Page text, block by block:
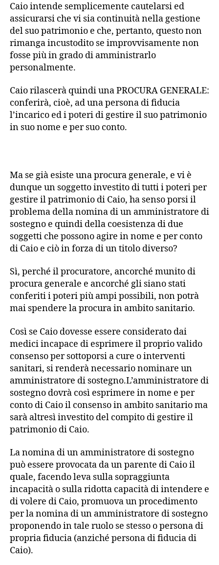
Caio intende semplicemente cautelarsi ed
assicurarsi che vi sia continuità nella gestione
del suo patrimonio e che, pertanto, questo non
rimanga incustodito se improvvisamente non
fosse più in grado di amministrarlo
personalmente.
Caio rilascerà quindi una PROCURA GENERALE:
conferirà, cioè, ad una persona di fiducia
l’incarico ed i poteri di gestire il suo patrimonio
in suo nome e per suo conto.
Ma se già esiste una procura generale, e vi è
dunque un soggetto investito di tutti i poteri per
gestire il patrimonio di Caio, ha senso porsi il
problema della nomina di un amministratore di
sostegno e quindi della coesistenza di due
soggetti che possono agire in nome e per conto
di Caio e ciò in forza di un titolo diverso?
Sì, perché il procuratore, ancorché munito di
procura generale e ancorché gli siano stati
conferiti i poteri più ampi possibili, non potrà
mai spendere la procura in ambito sanitario.
Così se Caio dovesse essere considerato dai
medici incapace di esprimere il proprio valido
consenso per sottoporsi a cure o interventi
sanitari, si renderà necessario nominare un
amministratore di sostegno.L’amministratore di
sostegno dovrà così esprimere in nome e per
conto di Caio il consenso in ambito sanitario ma
sarà altresì investito del compito di gestire il
patrimonio di Caio.
La nomina di un amministratore di sostegno
può essere provocata da un parente di Caio il
quale, facendo leva sulla sopraggiunta
incapacità o sulla ridotta capacità di intendere e
di volere di Caio, promuova un procedimento
per la nomina di un amministratore di sostegno
proponendo in tale ruolo se stesso o persona di
propria fiducia (anziché persona di fiducia di
Caio).